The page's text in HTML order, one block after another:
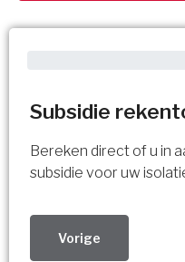
Subsidie
Bereken direct of u in
subsidie voor uw
Vorige